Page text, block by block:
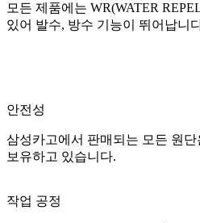
모든 제품에는 WR(WATER
있어 발수, 방수 기능이 뛰어납니
안전성
삼성카고에서 판매되는 모든 원
보유하고 있습니다.
작업 공정